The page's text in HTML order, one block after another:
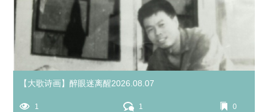
【大歌诗画】醉眼迷离醒2026.08.07
1 1 0